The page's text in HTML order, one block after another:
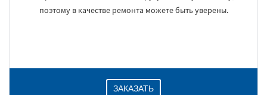
поэтому в качестве ремонта можете быть уверены.
ЗАКАЗАТЬ